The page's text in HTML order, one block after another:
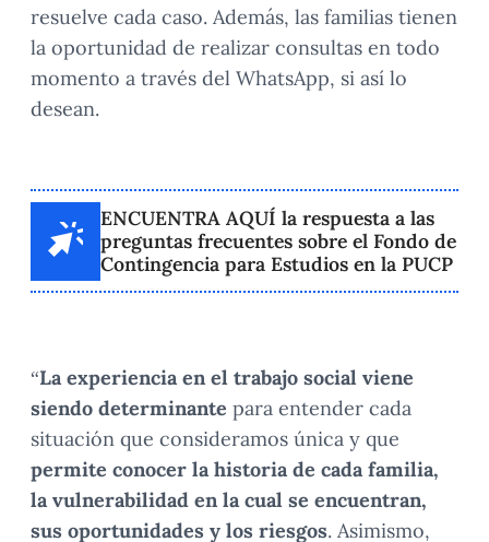
resuelve cada caso. Además, las familias tienen
la oportunidad de realizar consultas en todo
momento a través del WhatsApp, si así lo
desean.
ENCUENTRA AQUÍ la respuesta a las
preguntas frecuentes sobre el Fondo de
Contingencia para Estudios en la PUCP
“La experiencia en el trabajo social viene
siendo determinante para entender cada
situación que consideramos única y que
permite conocer la historia de cada familia,
la vulnerabilidad en la cual se encuentran,
sus oportunidades y los riesgos. Asimismo,